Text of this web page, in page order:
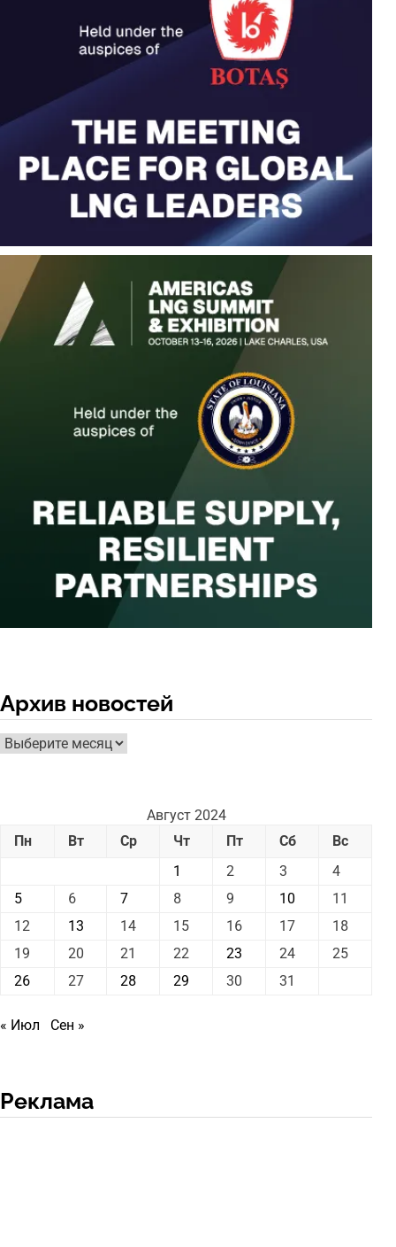
Архив новостей
Архив
новостей
Август 2024
Пн
Вт Ср Чт Пт Сб
Вс
1
2 3
4
5
6 7 8 9 10
11
12
13 14 15 16 17
18
19
20 21 22 23 24
25
26
27 28 29 30 31
« Июл Сен »
Реклама